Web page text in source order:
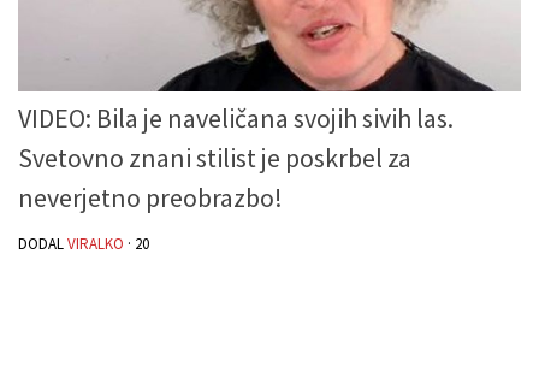
VIDEO: Bila je naveličana svojih sivih las.
Svetovno znani stilist je poskrbel za
neverjetno preobrazbo!
DODALVIRALKO · 20